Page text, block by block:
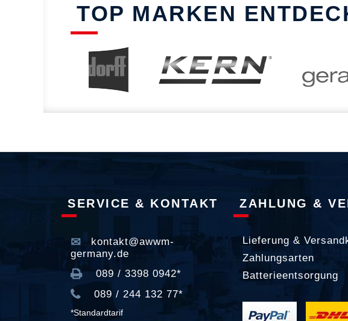
TOP MARKEN
SERVICE & KONTAKT
kontakt@awwm-
germany.de
089 / 3398 0942*
089 / 244 132 77*
*Standardtarif
ZAHLUNG &
Lieferung &
Zahlungsarten
Batterieentsorgung